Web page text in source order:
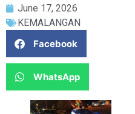
June 17, 2026
KEMALANGAN
Facebook
WhatsApp